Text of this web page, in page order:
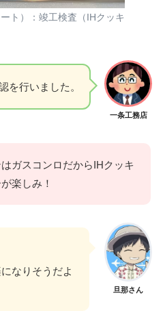
ト）：竣工検査（IHクッキ
一条工務店
を行いました。
ガスコンロだからIHクッキ
楽しみ！
旦那さん
なりそうだよ